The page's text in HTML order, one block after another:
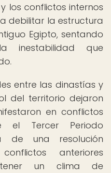
los conflictos internos
debilitar la estructura
Egipto, sentando
inestabilidad que
entre las dinastías y
del territorio dejaron
en conflictos
el Tercer Periodo
de una resolución
anteriores
un clima de